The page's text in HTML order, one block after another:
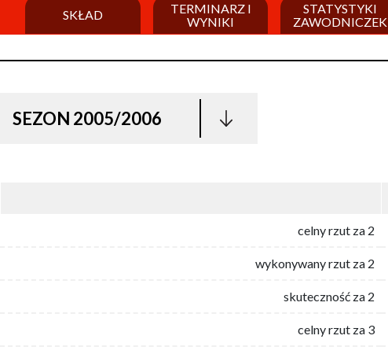
SKŁAD
TERMINARZ I
WYNIKI
STATYSTYKI
ZAWODNICZEK
SEZON 2005/2006
celny rzut za 2
wykonywany rzut za 2
skuteczność za 2
celny rzut za 3